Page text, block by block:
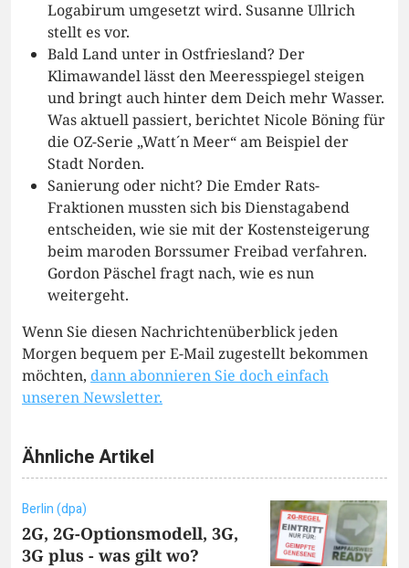
Logabirum umgesetzt wird. Susanne Ullrich
stellt es vor.
Bald Land unter in Ostfriesland? Der
Klimawandel lässt den Meeresspiegel steigen
und bringt auch hinter dem Deich mehr Wasser.
Was aktuell passiert, berichtet Nicole Böning für
die OZ-Serie „Watt´n Meer“ am Beispiel der
Stadt Norden.
Sanierung oder nicht? Die Emder Rats-
Fraktionen mussten sich bis Dienstagabend
entscheiden, wie sie mit der Kostensteigerung
beim maroden Borssumer Freibad verfahren.
Gordon Päschel fragt nach, wie es nun
weitergeht.
Wenn Sie diesen Nachrichtenüberblick jeden
Morgen bequem per E-Mail zugestellt bekommen
möchten, dann abonnieren Sie doch einfach
unseren Newsletter.
Ähnliche Artikel
Berlin (dpa)
2G, 2G-Optionsmodell, 3G,
3G plus - was gilt wo?